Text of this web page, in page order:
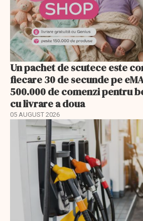
Un pachet de scutece este
fiecare 30 de secunde pe
500.000 de comenzi pentru
cu livrare a doua
05 AUGUST 2026